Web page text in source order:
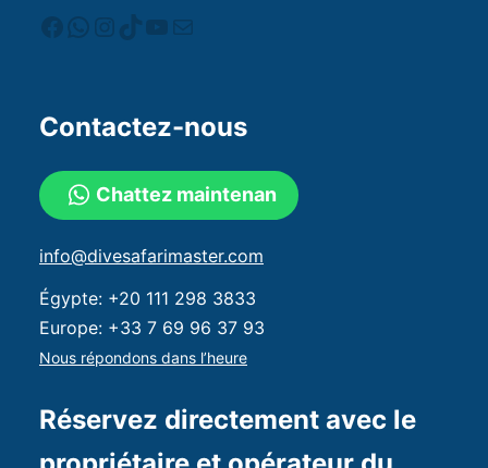
Contactez-nous
Chattez maintenan
info@divesafarimaster.com
Égypte: +20 111 298 3833
Europe: +33 7 69 96 37 93
Nous répondons dans l’heure
Réservez directement avec le